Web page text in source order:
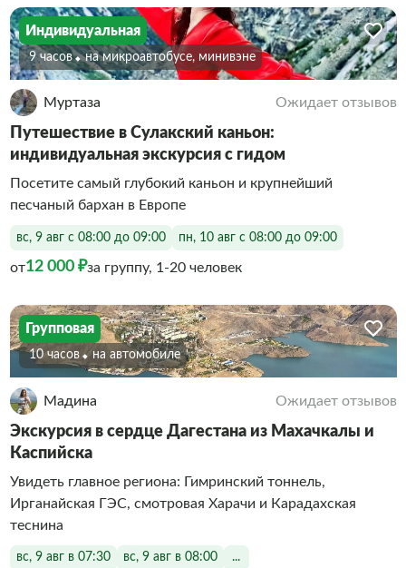
Индивидуальная
9 часов На микроавтобусе, минивэне
Муртаза Ожидает отзывов
Путешествие в Сулакский каньон:
индивидуальная экскурсия с гидом
Посетите самый глубокий каньон и крупнейший
песчаный бархан в Европе
вс, 9 авг с 08:00 до 09:00 пн, 10 авг с 08:00 до 09:00
от12 000 ₽за группу, 1-20 человек
Групповая
10 часов На автомобиле
Мадина Ожидает отзывов
Экскурсия в сердце Дагестана из Махачкалы и
Каспийска
Увидеть главное региона: Гимринский тоннель,
Ирганайская ГЭС, смотровая Харачи и Карадахская
теснина
вс, 9 авг в 07:30 вс, 9 авг в 08:00 ...